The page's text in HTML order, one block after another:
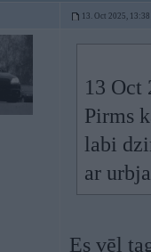
13. Oct 2025, 13:38
13 Oct
Pirms
labi
ar
Es vēl